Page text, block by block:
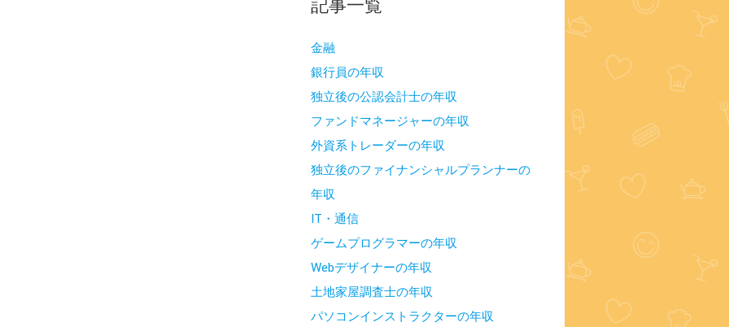
記事一覧
金融
銀行員の年収
独立後の公認会計士の年収
ファンドマネージャーの年収
外資系トレーダーの年収
独立後のファイナンシャルプランナーの
年収
IT・通信
ゲームプログラマーの年収
Webデザイナーの年収
土地家屋調査士の年収
パソコンインストラクターの年収